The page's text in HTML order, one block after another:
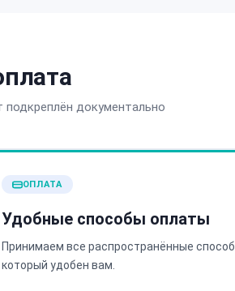
документально
ОПЛАТА
Удобные способы оплаты
Принимаем все распространённые
который удобен вам.